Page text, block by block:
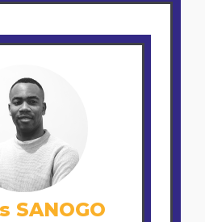
SANOGO